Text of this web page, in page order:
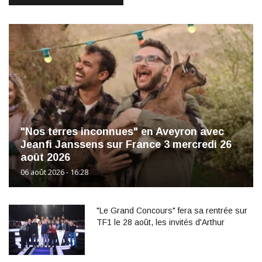
"Nos terres inconnues" en Aveyron avec
Jeanfi Janssens sur France 3 mercredi 26
août 2026
06 août 2026 - 16:28
"Le Grand Concours" fera sa rentrée sur
TF1 le 28 août, les invités d'Arthur